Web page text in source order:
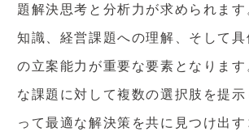
題解決思考と分析力が求められま
知識、経営課題への理解、そして
の立案能力が重要な要素となりま
な課題に対して複数の選択肢を提示
って最適な解決策を共に見つけ出す